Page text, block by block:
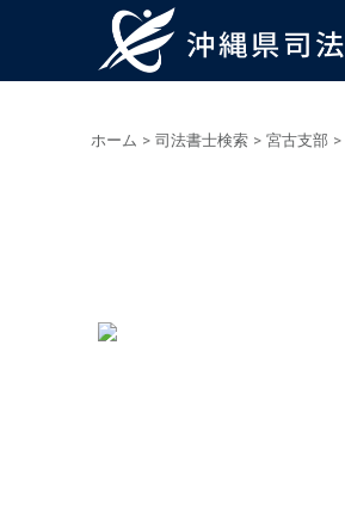
ホーム > 司法書士検索 > 宮古支部 >